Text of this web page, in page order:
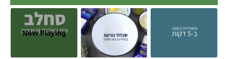
Now Playing